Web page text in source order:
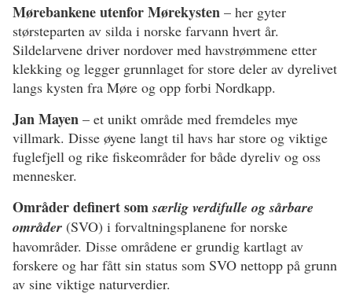
Mørebankene utenfor Mørekysten – her gyter
størsteparten av silda i norske farvann hvert år.
Sildelarvene driver nordover med havstrømmene etter
klekking og legger grunnlaget for store deler av dyrelivet
langs kysten fra Møre og opp forbi Nordkapp.
Jan Mayen – et unikt område med fremdeles mye
villmark. Disse øyene langt til havs har store og viktige
fuglefjell og rike fiskeområder for både dyreliv og oss
mennesker.
Områder definert somsærlig verdifulle og sårbare
områder (SVO) i forvaltningsplanene for norske
havområder. Disse områdene er grundig kartlagt av
forskere og har fått sin status som SVO nettopp på grunn
av sine viktige naturverdier.